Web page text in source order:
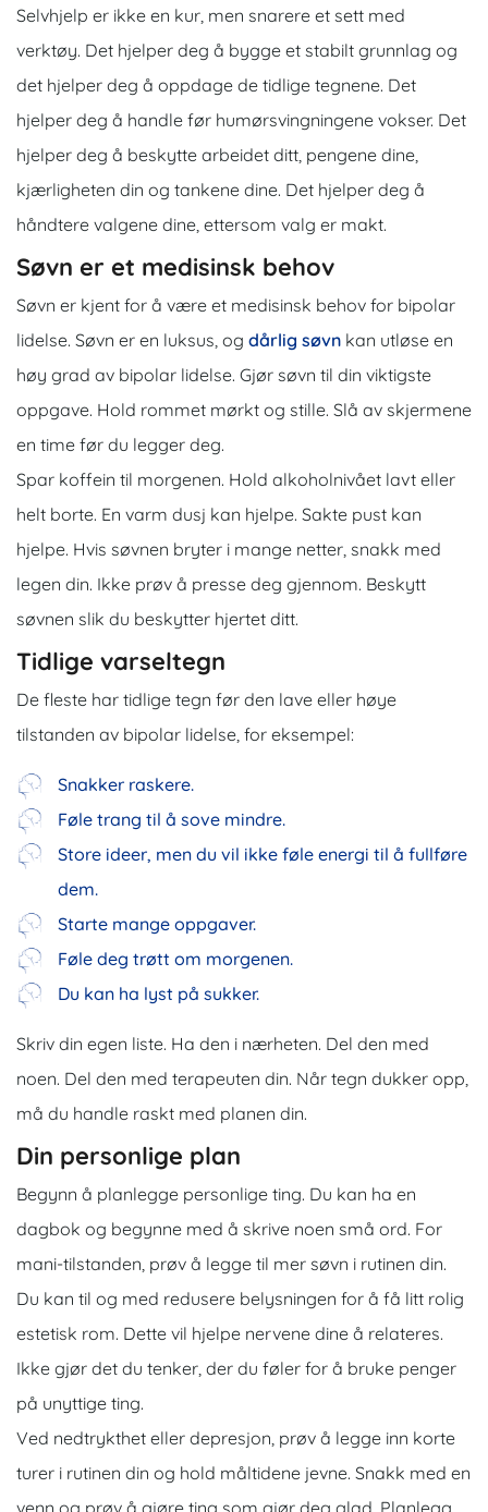
Selvhjelp er ikke en kur, men snarere et sett med
verktøy. Det hjelper deg å bygge et stabilt grunnlag og
det hjelper deg å oppdage de tidlige tegnene. Det
hjelper deg å handle før humørsvingningene vokser. Det
hjelper deg å beskytte arbeidet ditt, pengene dine,
kjærligheten din og tankene dine. Det hjelper deg å
håndtere valgene dine, ettersom valg er makt.
Søvn er et medisinsk behov
Søvn er kjent for å være et medisinsk behov for bipolar
lidelse. Søvn er en luksus, og dårlig søvn kan utløse en
høy grad av bipolar lidelse. Gjør søvn til din viktigste
oppgave. Hold rommet mørkt og stille. Slå av skjermene
en time før du legger deg.
Spar koffein til morgenen. Hold alkoholnivået lavt eller
helt borte. En varm dusj kan hjelpe. Sakte pust kan
hjelpe. Hvis søvnen bryter i mange netter, snakk med
legen din. Ikke prøv å presse deg gjennom. Beskytt
søvnen slik du beskytter hjertet ditt.
Tidlige varseltegn
De fleste har tidlige tegn før den lave eller høye
tilstanden av bipolar lidelse, for eksempel:
Snakker raskere.
Føle trang til å sove mindre.
Store ideer, men du vil ikke føle energi til å fullføre
dem.
Starte mange oppgaver.
Føle deg trøtt om morgenen.
Du kan ha lyst på sukker.
Skriv din egen liste. Ha den i nærheten. Del den med
noen. Del den med terapeuten din. Når tegn dukker opp,
må du handle raskt med planen din.
Din personlige plan
Begynn å planlegge personlige ting. Du kan ha en
dagbok og begynne med å skrive noen små ord. For
mani-tilstanden, prøv å legge til mer søvn i rutinen din.
Du kan til og med redusere belysningen for å få litt rolig
estetisk rom. Dette vil hjelpe nervene dine å relateres.
Ikke gjør det du tenker, der du føler for å bruke penger
på unyttige ting.
Ved nedtrykthet eller depresjon, prøv å legge inn korte
turer i rutinen din og hold måltidene jevne. Snakk med en